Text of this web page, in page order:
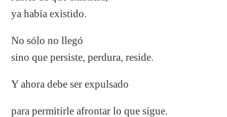
ya había existido.
No sólo no llegó
sino que persiste, perdura, reside.
Y ahora debe ser expulsado
para permitirle afrontar lo que sigue.